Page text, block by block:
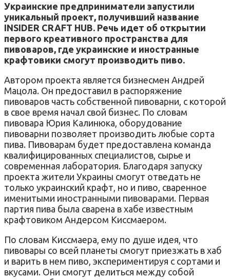
Украинские предприниматели запустили
уникальный проект, получивший название
INSIDER CRAFT HUB. Речь идет об открытии
первого креативного пространства для
пивоваров, где украинские и иностранные
крафтовики смогут производить пиво.
Автором проекта является бизнесмен Андрей
Мацола. Он предоставил в распоряжение
пивоваров часть собственной пивоварни, с которой
в свое время начал свой бизнес. По словам
пивовара Юрия Калинюка, оборудование
пивоварни позволяет производить любые сорта
пива. Пивоварам будет предоставлена команда
квалифицированных специалистов, сырье и
современная лаборатория. Благодаря запуску
проекта жители Украины смогут отведать не
только украинский крафт, но и пиво, сваренное
именитыми иностранными пивоварами. Первая
партия пива была сварена в хабе известным
крафтовиком Андерсом Киссмаером.
По словам Киссмаера, ему по душе идея, что
пивовары со всей планеты смогут приезжать в хаб
и варить в нем пиво, экспериментируя с сортами и
вкусами. Они смогут делиться между собой